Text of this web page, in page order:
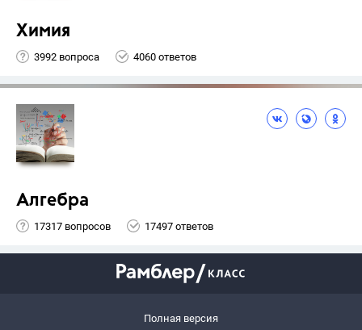
Химия
3992 вопроса 4060 ответов
Алгебра
17317 вопросов 17497 ответов
Полная версия